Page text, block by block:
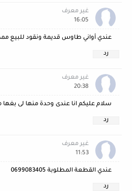
غير معرف
16:05
عندي أواني طاوس قديمة ونقود للبيع
رد
غير معرف
20:38
سلام عليكم انا عندى وحدة منها لى بغها مراحبا
رد
غير معرف
11:53
عندي القطعة المطلوبة 0699083405
رد